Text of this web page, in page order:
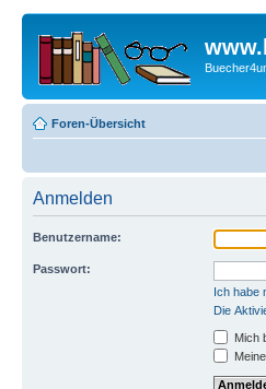
Foren-Übersicht
Anmelden
Benutzername:
Passwort:
Ich habe
Die
Mich